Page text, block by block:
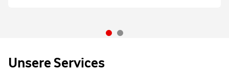
Unsere Services